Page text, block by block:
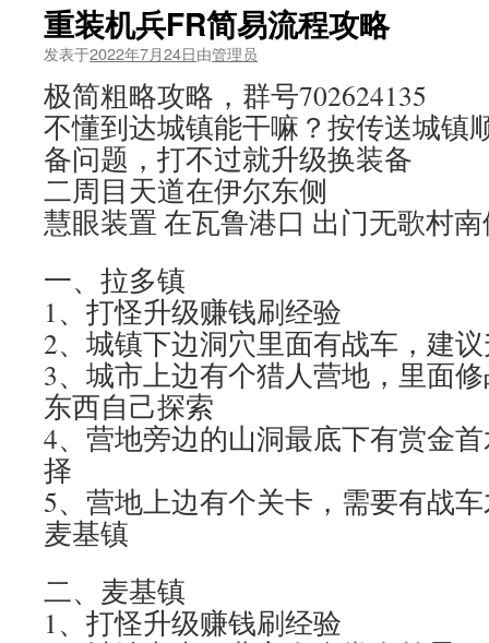
重装机兵FR简易流程攻略
发表于2022年7月24日由管理员
极简粗略攻略，群号702624135
不懂到达城镇能干嘛？按传送城镇
备问题，打不过就升级换装备
二周目天道在伊尔东侧
慧眼装置 在瓦鲁港口 出门无歌村
一、拉多镇
1、打怪升级赚钱刷经验
2、城镇下边洞穴里面有战车，建
3、城市上边有个猎人营地，里面
东西自己探索
4、营地旁边的山洞最底下有赏金
择
5、营地上边有个关卡，需要有战
麦基镇
二、麦基镇
1、打怪升级赚钱刷经验